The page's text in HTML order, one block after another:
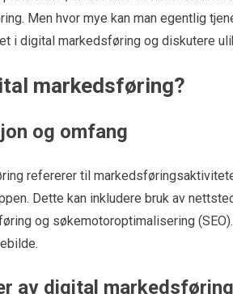
Men hvor mye kan man egentlig
i digital markedsføring og diskutere
markedsføring?
og omfang
refererer til
Dette kan inkludere bruk av
og søkemotoroptimalisering
av digital markedsføring